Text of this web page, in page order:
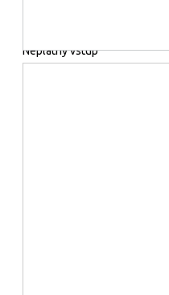
Neplatný vstup